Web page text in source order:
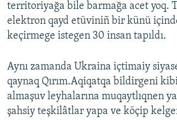
territoriyağa bile barmağa acet yoq.
elektron qayd etüviniñ bir künü
keçirmege istegen 30 insan tapıldı.
Aynı zamanda Ukraina içtimaiy
qaynaq Qırım.Aqiqatqa bildirgeni
almaşuv leyhalarına muqaytlıqnen
şahsiy teşkilâtlar yapa ve köçip